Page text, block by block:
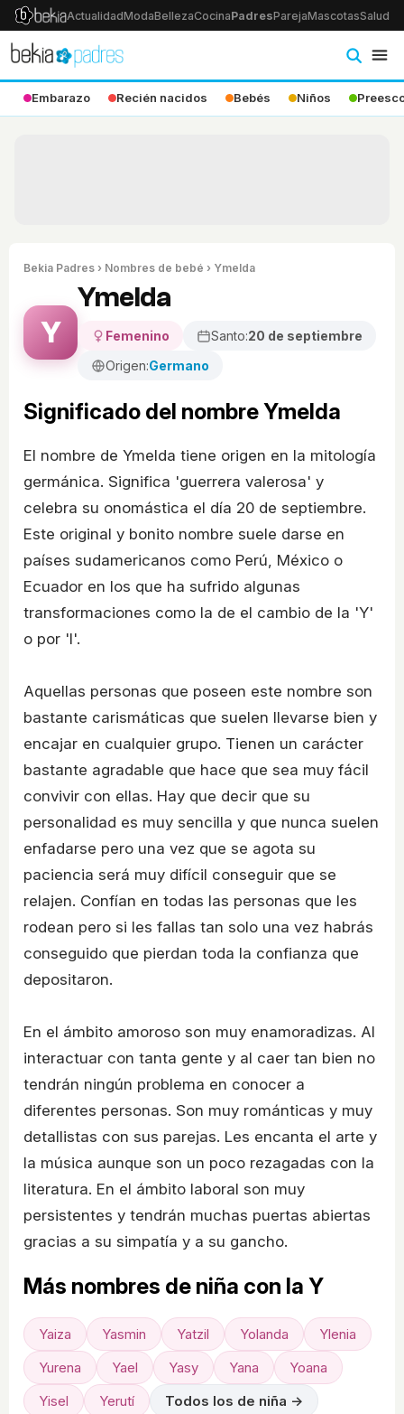
ActualidadModaBellezaCocinaPadresParejaMascotasSalud
Embarazo Recién nacidos Bebés Niños
Bekia Padres › Nombres de bebé › Ymelda
Y
Ymelda
Femenino Santo:20 de septiembre
Origen:Germano
Significado del nombre Ymelda
El nombre de Ymelda tiene origen en la mitología
germánica. Significa 'guerrera valerosa' y
celebra su onomástica el día 20 de septiembre.
Este original y bonito nombre suele darse en
países sudamericanos como Perú, México o
Ecuador en los que ha sufrido algunas
transformaciones como la de el cambio de la 'Y'
o por 'I'.
Aquellas personas que poseen este nombre son
bastante carismáticas que suelen llevarse bien y
encajar en cualquier grupo. Tienen un carácter
bastante agradable que hace que sea muy fácil
convivir con ellas. Hay que decir que su
personalidad es muy sencilla y que nunca suelen
enfadarse pero una vez que se agota su
paciencia será muy difícil conseguir que se
relajen. Confían en todas las personas que les
rodean pero si les fallas tan solo una vez habrás
conseguido que pierdan toda la confianza que
depositaron.
En el ámbito amoroso son muy enamoradizas. Al
interactuar con tanta gente y al caer tan bien no
tendrán ningún problema en conocer a
diferentes personas. Son muy románticas y muy
detallistas con sus parejas. Les encanta el arte y
la música aunque son un poco rezagadas con la
literatura. En el ámbito laboral son muy
persistentes y tendrán muchas puertas abiertas
gracias a su simpatía y a su gancho.
Más nombres de niña con la Y
Yaiza Yasmin Yatzil Yolanda
Ylenia
Yurena
Yael Yasy Yana
Yoana
Yisel
Yerutí Todos los de niña →